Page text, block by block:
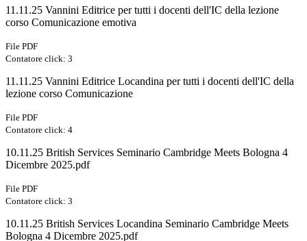
11.11.25 Vannini Editrice per tutti i docenti dell'IC della lezione
corso Comunicazione emotiva
File PDF
Contatore click: 3
11.11.25 Vannini Editrice Locandina per tutti i docenti dell'IC della
lezione corso Comunicazione
File PDF
Contatore click: 4
10.11.25 British Services Seminario Cambridge Meets Bologna 4
Dicembre 2025.pdf
File PDF
Contatore click: 3
10.11.25 British Services Locandina Seminario Cambridge Meets
Bologna 4 Dicembre 2025.pdf